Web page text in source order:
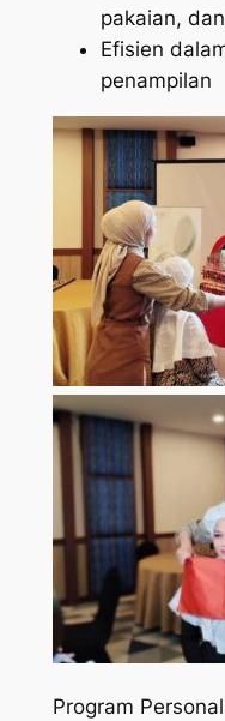
pakaian,
Efisien
penampilan
Program